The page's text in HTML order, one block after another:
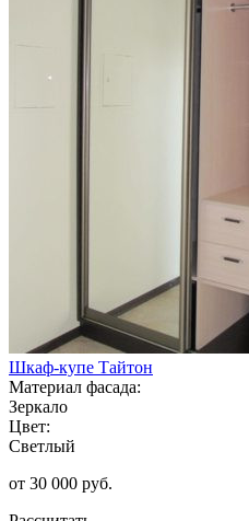
Шкаф-купе Тайтон
Материал фасада:
Зеркало
Цвет:
Светлый
от 30 000 руб.